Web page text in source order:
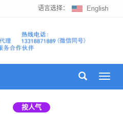
语言选择：
按人气